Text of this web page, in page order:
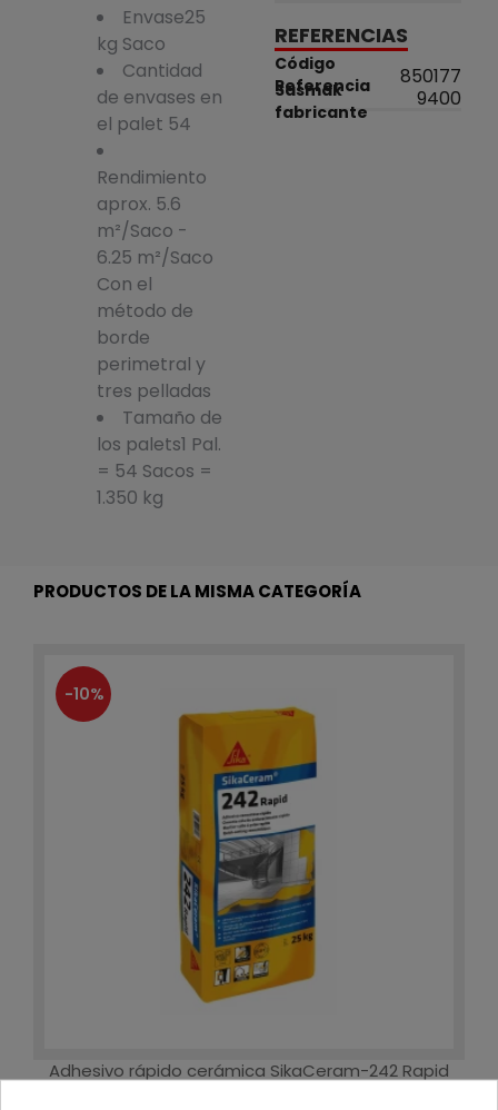
Envase25
kg Saco
Cantidad
de envases en
el palet 54
Rendimiento
aprox. 5.6
m²/Saco -
6.25 m²/Saco
Con el
método de
borde
perimetral y
tres pelladas
Tamaño de
los palets1 Pal.
= 54 Sacos =
1.350 kg
REFERENCIAS
Código
Sasmak
850177
Referencia
fabricante
9400
PRODUCTOS DE LA MISMA CATEGORÍA
-10%
Adhesivo rápido cerámica SikaCeram-242 Rapid